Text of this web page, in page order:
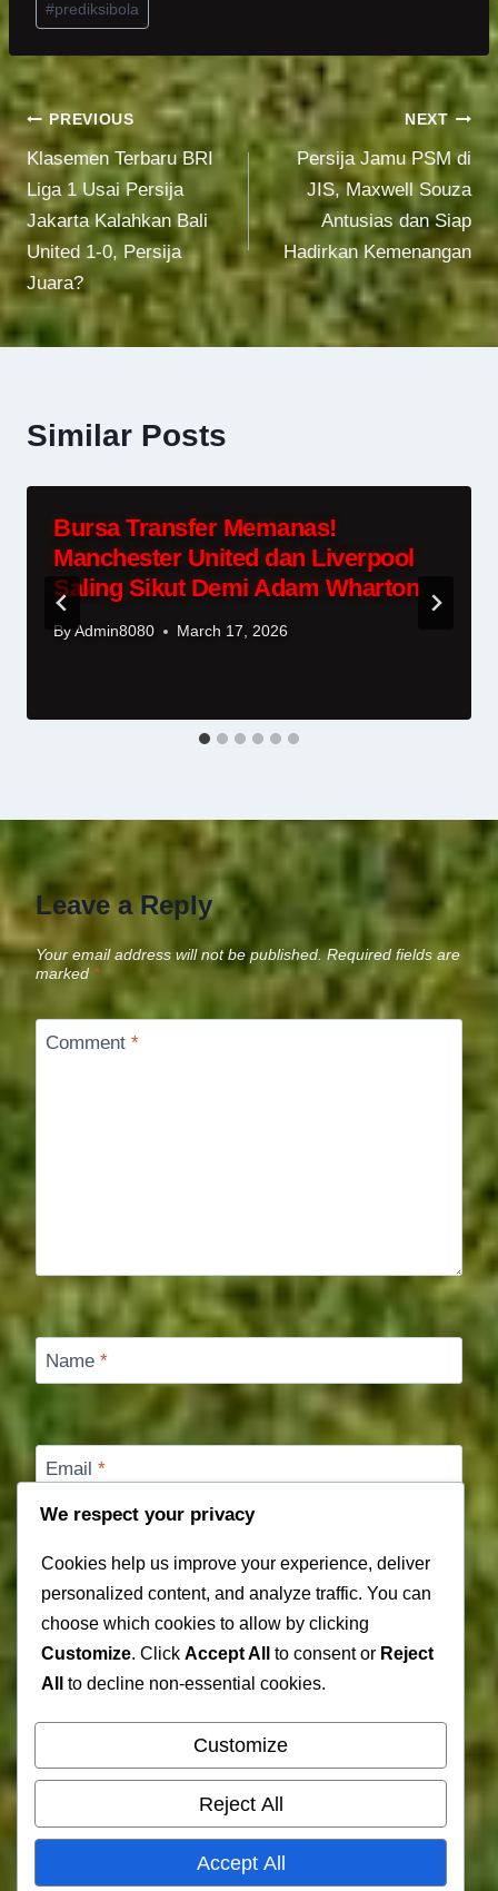
#prediksibola
Post
navigation
PREVIOUS
Klasemen Terbaru BRI
Liga 1 Usai Persija
Jakarta Kalahkan Bali
United 1-0, Persija
Juara?
NEXT
Persija Jamu PSM di
JIS, Maxwell Souza
Antusias dan Siap
Hadirkan Kemenangan
Similar Posts
Bursa Transfer Memanas!
Manchester United dan Liverpool
Saling Sikut Demi Adam Wharton
ByAdmin8080 March 17, 2026
Leave a Reply
Your email address will not be published. Required fields are
marked *
Comment *
Name *
Email *
Website
Save my name, email, and website in this browser for
the next time I comment.
© 2026 TribunBola – Berita, Prediksi, dan Rumor
Transfer Pemain - WordPress Theme by
We respect your privacy
Cookies help us improve your experience, deliver
personalized content, and analyze traffic. You can
choose which cookies to allow by clicking
Customize. Click Accept All to consent or Reject
All
to decline non-essential cookies.
Customize
Reject All
Accept All